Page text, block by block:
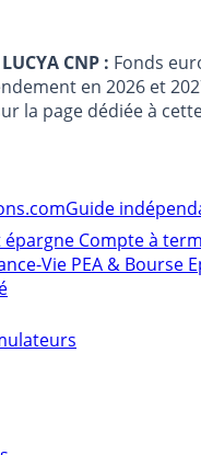
CNP : Fonds
en 2026 et
la page dédiée à
Guide
épargne Compte à
Vie PEA & Bourse